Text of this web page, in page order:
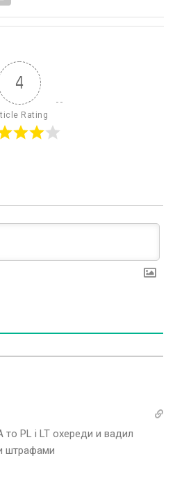
4
Rating
PL i LT охереди и вадил
штрафами